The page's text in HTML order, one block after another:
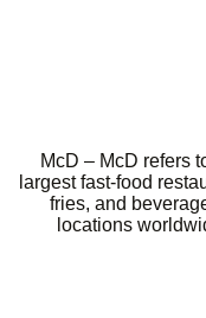
McD – McD refers
largest fast-food
fries, and
locations